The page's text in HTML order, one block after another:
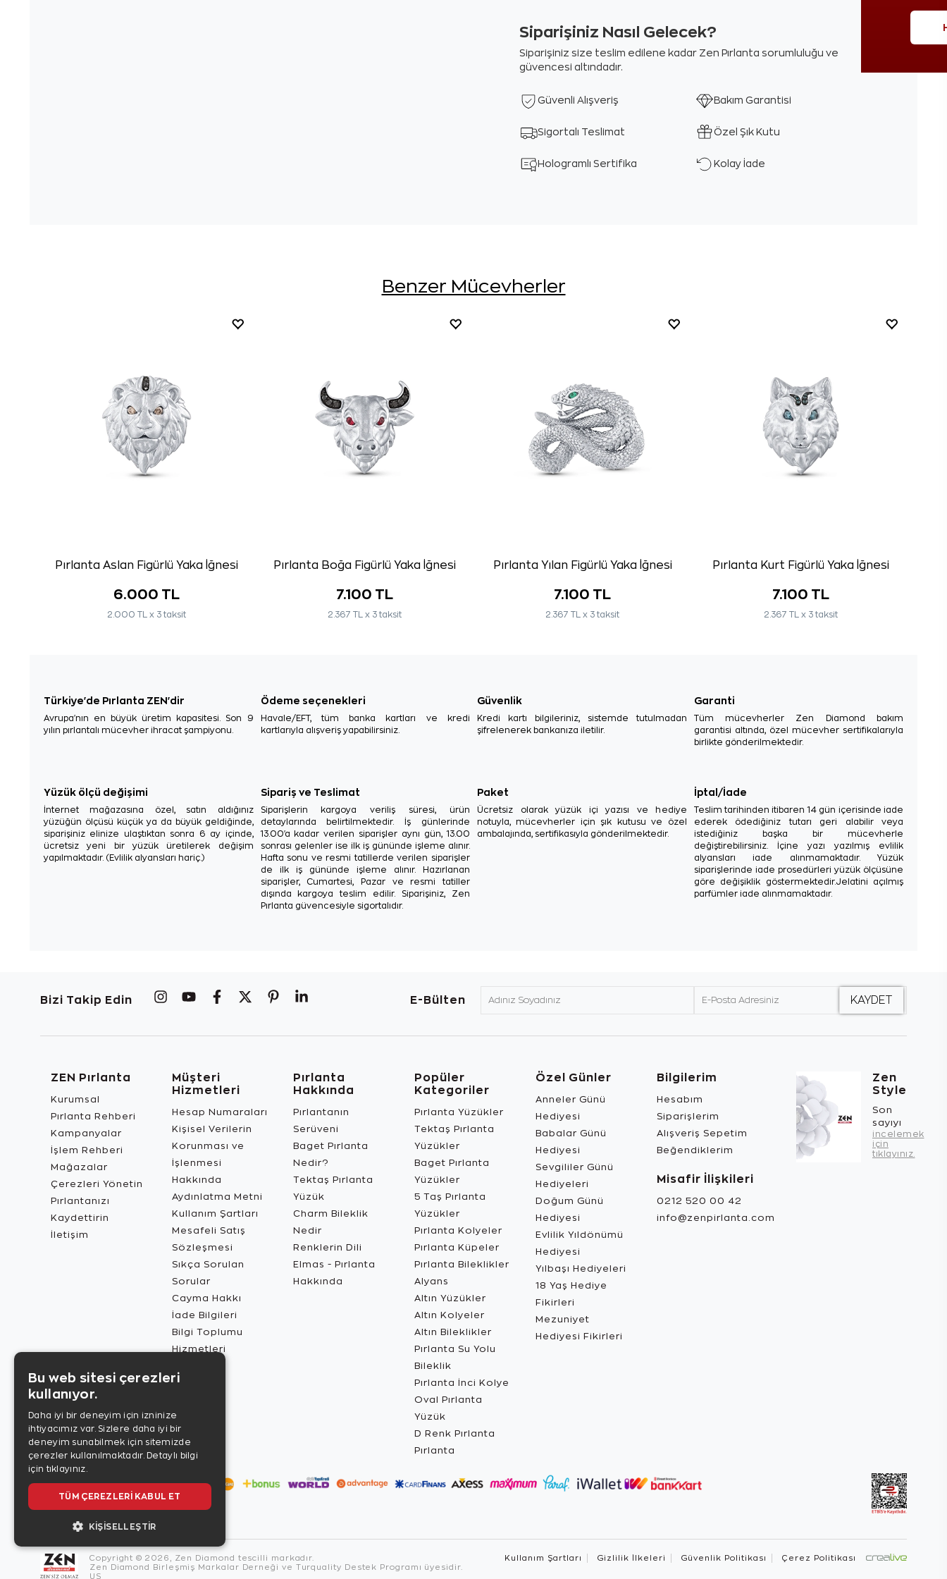
Siparişiniz Nasıl Gelecek?
Siparişiniz size teslim edilene kadar Zen Pırlanta sorumluluğu ve
güvencesi altındadır.
Güvenli Alışveriş Bakım Garantisi
Sigortalı Teslimat Özel Şık Kutu
Hologramlı Sertifika Kolay İade
Benzer Mücevherler
Pırlanta Aslan Figürlü Yaka İğnesi
6.000 TL
2.000 TL x 3 taksit
Pırlanta Boğa Figürlü Yaka İğnesi
7.100 TL
2.367 TL x 3 taksit
Pırlanta Yılan Figürlü Yaka İğnesi
7.100 TL
2.367 TL x 3 taksit
Pırlanta Kurt Figürlü Yaka İğnesi
7.100 TL
2.367 TL x 3 taksit
Türkiye'de Pırlanta ZEN'dir
Avrupa'nın en büyük üretim kapasitesi. Son 9
yılın pırlantalı mücevher ihracat şampiyonu.
Ödeme seçenekleri
Havale/EFT, tüm banka kartları ve kredi
kartlarıyla alışveriş yapabilirsiniz.
Güvenlik
Kredi kartı bilgileriniz, sistemde tutulmadan
şifrelenerek bankanıza iletilir.
Garanti
Tüm mücevherler Zen Diamond bakım
garantisi altında, özel mücevher sertifikalarıyla
birlikte gönderilmektedir.
Yüzük ölçü değişimi
İnternet mağazasına özel, satın aldığınız
yüzüğün ölçüsü küçük ya da büyük geldiğinde,
siparişiniz elinize ulaştıktan sonra 6 ay içinde,
ücretsiz yeni bir yüzük üretilerek değişim
yapılmaktadır. (Evlilik alyansları hariç.)
Sipariş ve Teslimat
Siparişlerin kargoya veriliş süresi, ürün
detaylarında belirtilmektedir. İş günlerinde
13.00'a kadar verilen siparişler aynı gün, 13.00
sonrası gelenler ise ilk iş gününde işleme alınır.
Hafta sonu ve resmi tatillerde verilen siparişler
de ilk iş gününde işleme alınır. Hazırlanan
siparişler, Cumartesi, Pazar ve resmi tatiller
dışında kargoya teslim edilir. Siparişiniz, Zen
Pırlanta güvencesiyle sigortalıdır.
Paket
Ücretsiz olarak yüzük içi yazısı ve hediye
notuyla, mücevherler için şık kutusu ve özel
ambalajında, sertifikasıyla gönderilmektedir.
İptal/İade
Teslim tarihinden itibaren 14 gün içerisinde iade
ederek ödediğiniz tutarı geri alabilir veya
istediğiniz başka bir mücevherle
değiştirebilirsiniz. İçine yazı yazılmış evlilik
alyansları iade alınmamaktadır. Yüzük
siparişlerinde iade prosedürleri yüzük ölçüsüne
göre değişiklik göstermektedir.Jelatini açılmış
parfümler iade alınmamaktadır.
Bizi Takip Edin E-Bülten
ZEN Pırlanta
Kurumsal
Pırlanta Rehberi
Kampanyalar
İşlem Rehberi
Mağazalar
Çerezleri Yönetin
Pırlantanızı
Kaydettirin
İletişim
Müşteri
Hizmetleri
Hesap Numaraları
Kişisel Verilerin
Korunması ve
İşlenmesi
Hakkında
Aydınlatma Metni
Kullanım Şartları
Mesafeli Satış
Sözleşmesi
Sıkça Sorulan
Sorular
Cayma Hakkı
İade Bilgileri
Bilgi Toplumu
Hizmetleri
Pırlanta
Hakkında
Pırlantanın
Serüveni
Baget Pırlanta
Nedir?
Tektaş Pırlanta
Yüzük
Charm Bileklik
Nedir
Renklerin Dili
Elmas - Pırlanta
Hakkında
Popüler
Kategoriler
Pırlanta Yüzükler
Tektaş Pırlanta
Yüzükler
Baget Pırlanta
Yüzükler
5 Taş Pırlanta
Yüzükler
Pırlanta Kolyeler
Pırlanta Küpeler
Pırlanta Bileklikler
Alyans
Altın Yüzükler
Altın Kolyeler
Altın Bileklikler
Pırlanta Su Yolu
Bileklik
Pırlanta İnci Kolye
Oval Pırlanta
Yüzük
D Renk Pırlanta
Pırlanta
Özel Günler
Anneler Günü
Hediyesi
Babalar Günü
Hediyesi
Sevgililer Günü
Hediyeleri
Doğum Günü
Hediyesi
Evlilik Yıldönümü
Hediyesi
Yılbaşı Hediyeleri
18 Yaş Hediye
Fikirleri
Mezuniyet
Hediyesi Fikirleri
Bilgilerim
Hesabım
Siparişlerim
Alışveriş Sepetim
Beğendiklerim
Misafir İlişkileri
0212 520 00 42
info@zenpirlanta.com
Zen
Style
Son
sayıyı
incelemek
için
tıklayınız.
Copyright © 2026, Zen Diamond tescilli markadır.
Zen Diamond Birleşmiş Markalar Derneği ve Turquality Destek Programı üyesidir.
US
Kullanım Şartları Gizlilik İlkeleri Güvenlik Politikası Çerez Politikası
Bu web sitesi çerezleri
kullanıyor.
Daha iyi bir deneyim için izninize
ihtiyacımız var. Sizlere daha iyi bir
deneyim sunabilmek için sitemizde
çerezler kullanılmaktadır. Detaylı bilgi
için tıklayınız.
TÜM ÇEREZLERI KABUL ET
KIŞISELLEŞTIR